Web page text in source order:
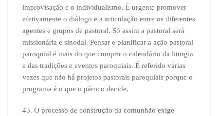
improvisação e o individualismo. É urgente promover
efetivamente o diálogo e a articulação entre os diferentes
agentes e grupos de pastoral. Só assim a pastoral será
missionária e sinodal. Pensar e planificar a ação pastoral
paroquial é mais do que cumprir o calendário da liturgia
e das tradições e eventos paroquiais. É referido várias
vezes que não há projetos pastorais paroquiais porque o
programa é o que o pároco decide.
43. O processo de construção da comunhão exige